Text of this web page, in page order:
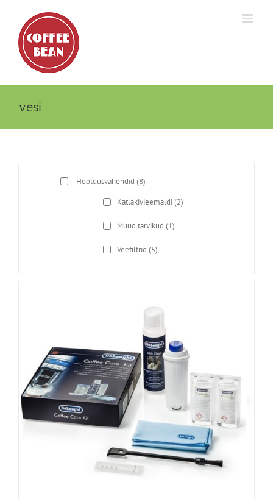
content
vesi
Hooldusvahendid (8)
Katlakivieemaldi(2)
Muud tarvikud (1)
Veefiltrid (5)
DeLonghi coffee care komplekt